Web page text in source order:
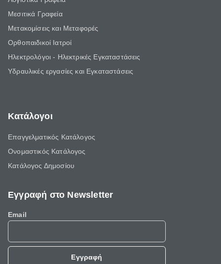
Μεσιτικά Γραφεία
Μετακομίσεις και Μεταφορές
Ορθοπαιδικοί Ιατροί
Ηλεκτρολόγοι - Ηλεκτρικές Εγκαταστάσεις
Υδραυλικές εργασίες και Εγκαταστάσεις
Κατάλογοι
Επαγγελματικός Κατάλογος
Ονομαστικός Κατάλογος
Κατάλογος Δημοσίου
Εγγραφή στο Newsletter
Email
Εγγραφή